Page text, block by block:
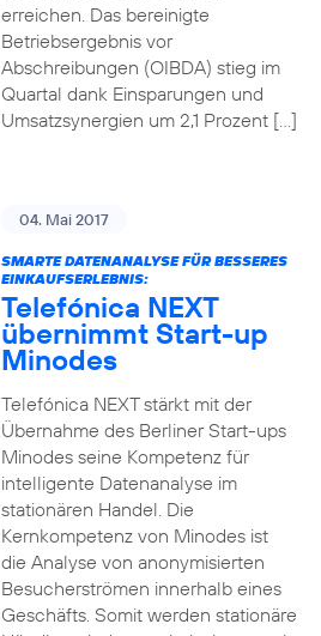
erreichen. Das bereinigte
Betriebsergebnis vor
Abschreibungen (OIBDA) stieg im
Quartal dank Einsparungen und
Umsatzsynergien um 2,1 Prozent […]
04. Mai 2017
SMARTE DATENANALYSE FÜR BESSERES
EINKAUFSERLEBNIS:
Telefónica NEXT
übernimmt Start-up
Minodes
Telefónica NEXT stärkt mit der
Übernahme des Berliner Start-ups
Minodes seine Kompetenz für
intelligente Datenanalyse im
stationären Handel. Die
Kernkompetenz von Minodes ist
die Analyse von anonymisierten
Besucherströmen innerhalb eines
Geschäfts. Somit werden stationäre